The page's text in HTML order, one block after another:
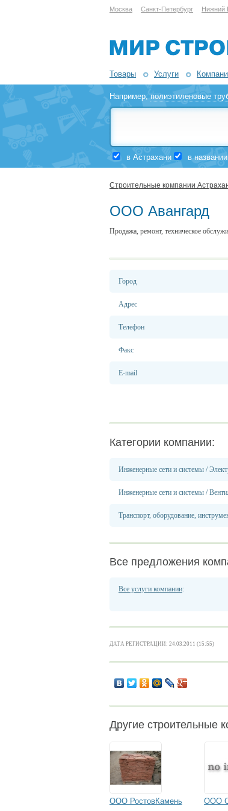
Москва Санкт-Петербург Нижний
Товары Услуги
Например,полиэтиленовые
в Астрахани в названии
Строительные компании
ООО Авангард
Продажа, ремонт, техническое
Город
Адрес
Телефон
Факс
E-mail
Категории компании:
Инженерные сети и системы /
Инженерные сети и системы /
Транспорт, оборудование,
Все предложения
Все услуги компании:
ДАТА РЕГИСТРАЦИИ: 24.03.2011 (15:55)
Другие строительные
ООО РостовКамень ООО